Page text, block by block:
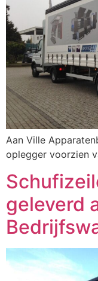
Aan Ville
oplegger voorzien
geleverd